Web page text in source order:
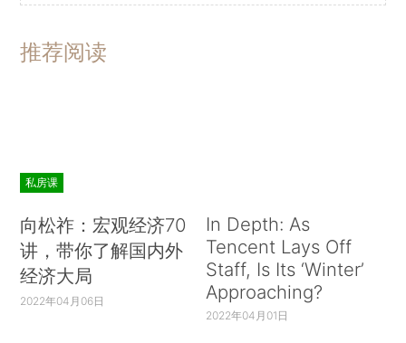
推荐阅读
私房课
向松祚：宏观经济70
讲，带你了解国内外
经济大局
2022年04月06日
In Depth: As
Tencent Lays Off
Staff, Is Its ‘Winter’
Approaching?
2022年04月01日